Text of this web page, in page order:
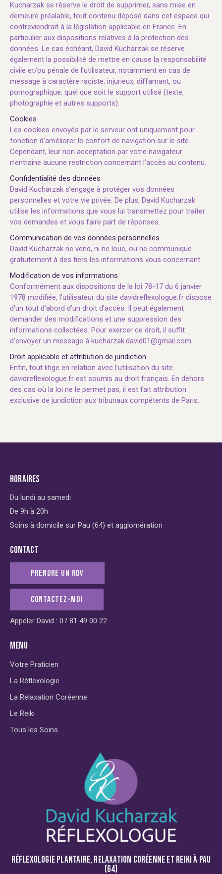
Kucharzak se réserve le droit de supprimer, sans mise en
demeure préalable, tout contenu déposé dans cet espace qui
contreviendrait à la législation applicable en France. En
particulier aux dispositions relatives à la protection des
données. Le cas échéant, David Kucharzak se réserve
également la possibilité de mettre en cause la responsabilité
civile et/ou pénale de l’utilisateur, notamment en cas de
message à caractère raciste, injurieux, diffamant, ou
pornographique, quel que soit le support utilisé (texte,
photographie et autres supports).
Cookies
Les cookies envoyés par le serveur ont uniquement pour
fonction d’améliorer le confort de navigation sur le site.
Cependant, leur non acceptation par votre navigateur
n’entraîne aucune restriction concernant l’accès au contenu.
Confidentialité des données
David Kucharzak s’engage à protéger vos données
personnelles et votre vie privée. De plus, David Kucharzak
utilise les informations que vous lui transmettez pour traiter
vos demandes et vous faire part de réponses.
Communication de vos données personnelles
David Kucharzak ne vend, ni ne loue, ou ne communique
gratuitement à des tiers les informations vous concernant.
Modification de vos informations
Conformément aux dispositions de la loi 78-17 du 6 janvier
1978 modifiée, l’utilisateur du site davidreflexologue.fr dispose
d’un tout d’abord d’un droit d’accès. Il peut également
demander des modifications et une suppression des
informations collectées. Pour exercer ce droit, il suffit
d’envoyer un message à kucharzak.david01@gmail.com.
Droit applicable et attribution de juridiction
Enfin, tout litige en relation avec l’utilisation du site
davidreflexologue.fr est soumis au droit français. En dehors
des cas où la loi ne le permet pas, il est fait attribution
exclusive de juridiction aux tribunaux compétents de Paris.
HORAIRES
Du lundi au samedi
De 9h à 20h
Soins à domicile sur Pau (64) et agglomération
CONTACT
PRENDRE UN RDV
CONTACTEZ-MOI
Appeler David : 07 81 49 00 22
MENU
Votre Praticien
La Réflexologie
La Relaxation Coréenne
Le Reiki
Tous les Soins
RÉFLEXOLOGIE PLANTAIRE, RELAXATION CORÉENNE ET REIKI À PAU
(64)